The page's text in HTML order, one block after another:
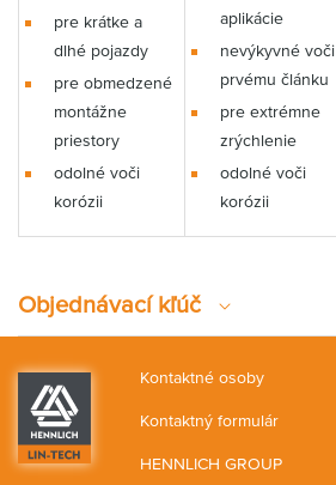
pre krátke a
dlhé pojazdy
pre obmedzené
montážne
priestory
odolné voči
korózii
aplikácie
nevýkyvné voči
prvému článku
pre extrémne
zrýchlenie
odolné voči
korózii
Objednávací kľúč
Kontaktné osoby
Kontaktný formulár
HENNLICH GROUP